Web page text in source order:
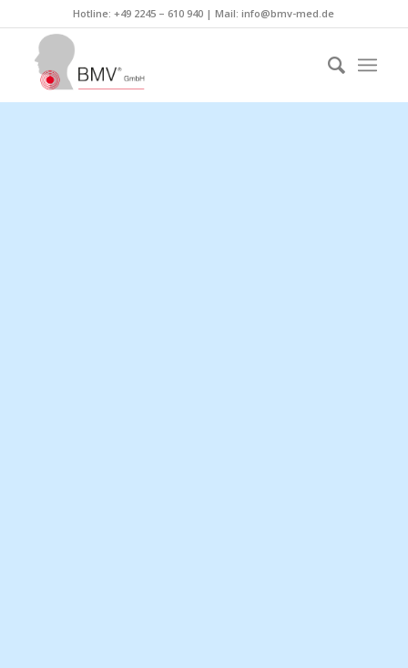
Hotline: +49 2245 – 610 940 | Mail:info@bmv-med.de